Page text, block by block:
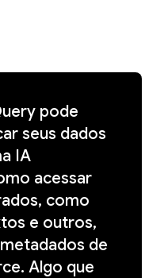
pode
seus dados
IA
acessar
como
e outros,
de
Algo que